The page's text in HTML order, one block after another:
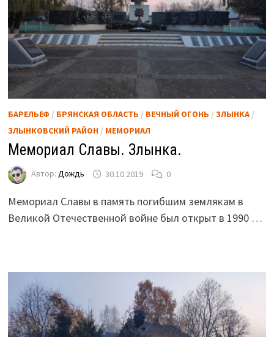
БАРЕЛЬЕФ / БРЯНСКАЯ ОБЛАСТЬ / ВЕЧНЫЙ ОГОНЬ / ЗЛЫНКА/
ЗЛЫНКОВСКИЙ РАЙОН/ МЕМОРИАЛ
Мемориал Славы. Злынка.
Автор: Дождь 30.10.2019 0
Мемориал Славы в память погибшим землякам в
Великой Отечественной войне был открыт в 1990 …